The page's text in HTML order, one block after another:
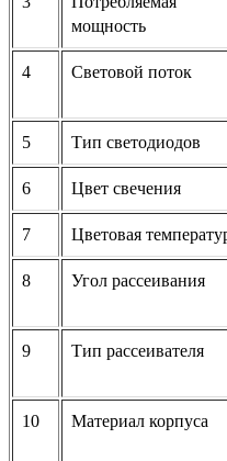
мощность
4 Световой поток
5 Тип светодиодов
6 Цвет свечения
7 Цветовая
8 Угол рассеивания
9 Тип рассеивателя
10 Материал корпуса